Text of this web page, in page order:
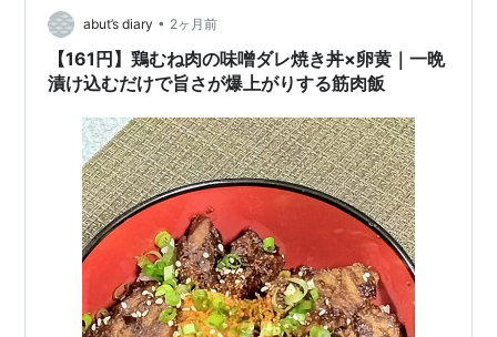
abut’s diary • 2ヶ月前
【161円】鶏むね肉の味噌ダレ焼き丼×卵黄｜一晩
漬け込むだけで旨さが爆上がりする筋肉飯